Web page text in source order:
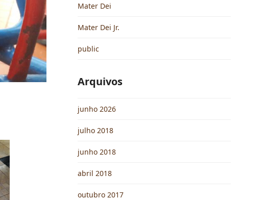
Mater Dei
Mater Dei Jr.
public
Arquivos
junho 2026
julho 2018
junho 2018
abril 2018
outubro 2017